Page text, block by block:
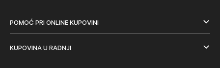
POMOĆ PRI ONLINE KUPOVINI
KUPOVINA U RADNJI